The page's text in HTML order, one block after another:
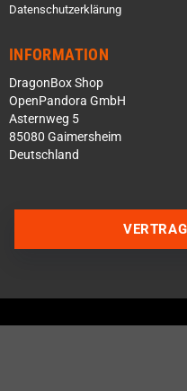
Datenschutzerklärung
INFORMATION
DragonBox Shop
OpenPandora GmbH
Asternweg 5
85080 Gaimersheim
Deutschland